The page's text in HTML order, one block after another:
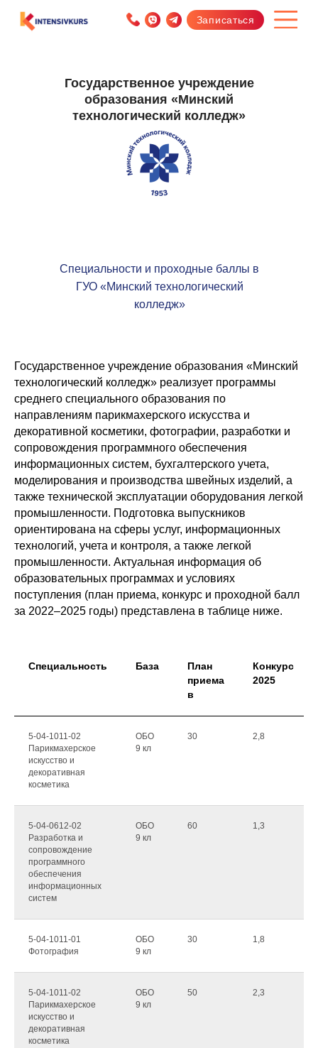
Записаться
Государственное учреждение
образования «Минский
технологический колледж»
Специальности и проходные баллы в
ГУО «Минский технологический
колледж»
Государственное учреждение образования «Минский
технологический колледж» реализует программы
среднего специального образования по
направлениям парикмахерского искусства и
декоративной косметики, фотографии, разработки и
сопровождения программного обеспечения
информационных систем, бухгалтерского учета,
моделирования и производства швейных изделий, а
также технической эксплуатации оборудования легкой
промышленности. Подготовка выпускников
ориентирована на сферы услуг, информационных
технологий, учета и контроля, а также легкой
промышленности. Актуальная информация об
образовательных программах и условиях
поступления (план приема, конкурс и проходной балл
за 2022–2025 годы) представлена в таблице ниже.
Специальность База
План
приема
в
Конкурс
2025
5-04-1011-02
Парикмахерское
искусство и
декоративная
косметика
ОБО
9 кл
30 2,8
5-04-0612-02
Разработка и
сопровождение
программного
обеспечения
информационных
систем
ОБО
9 кл
60 1,3
5-04-1011-01
Фотография
ОБО
9 кл
30 1,8
5-04-1011-02
Парикмахерское
искусство и
декоративная
косметика
ОБО
9 кл
50 2,3